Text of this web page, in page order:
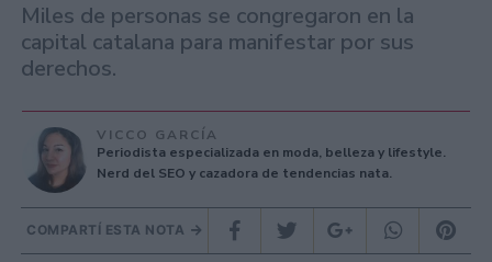
Miles de personas se congregaron en la
capital catalana para manifestar por sus
derechos.
VICCO GARCÍA
Periodista especializada en moda, belleza y lifestyle.
Nerd del SEO y cazadora de tendencias nata.
COMPARTÍ ESTA NOTA